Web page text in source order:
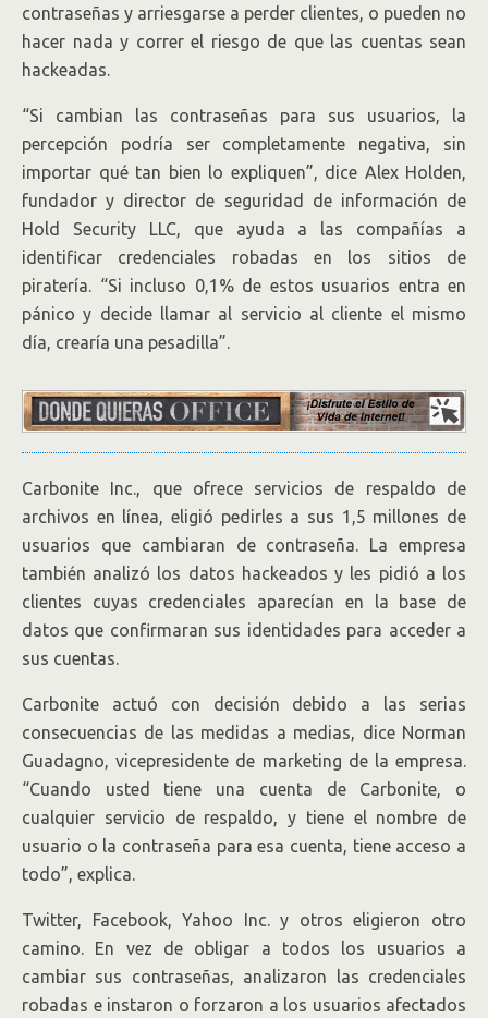
contraseñas y arriesgarse a perder clientes, o pueden no
hacer nada y correr el riesgo de que las cuentas sean
hackeadas.
“Si cambian las contraseñas para sus usuarios, la
percepción podría ser completamente negativa, sin
importar qué tan bien lo expliquen”, dice Alex Holden,
fundador y director de seguridad de información de
Hold Security LLC, que ayuda a las compañías a
identificar credenciales robadas en los sitios de
piratería. “Si incluso 0,1% de estos usuarios entra en
pánico y decide llamar al servicio al cliente el mismo
día, crearía una pesadilla”.
Carbonite Inc., que ofrece servicios de respaldo de
archivos en línea, eligió pedirles a sus 1,5 millones de
usuarios que cambiaran de contraseña. La empresa
también analizó los datos hackeados y les pidió a los
clientes cuyas credenciales aparecían en la base de
datos que confirmaran sus identidades para acceder a
sus cuentas.
Carbonite actuó con decisión debido a las serias
consecuencias de las medidas a medias, dice Norman
Guadagno, vicepresidente de marketing de la empresa.
“Cuando usted tiene una cuenta de Carbonite, o
cualquier servicio de respaldo, y tiene el nombre de
usuario o la contraseña para esa cuenta, tiene acceso a
todo”, explica.
Twitter, Facebook, Yahoo Inc.y otros eligieron otro
camino. En vez de obligar a todos los usuarios a
cambiar sus contraseñas, analizaron las credenciales
robadas e instaron o forzaron a los usuarios afectados